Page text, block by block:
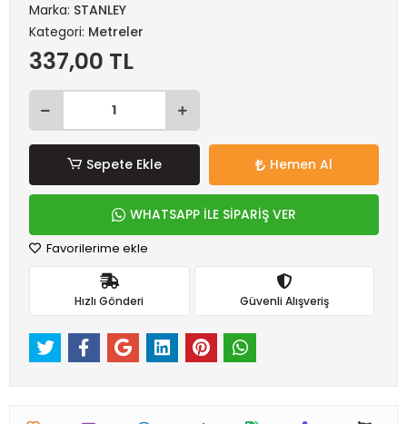
Marka: STANLEY
Kategori: Metreler
337,00 TL
Sepete Ekle Hemen Al
WHATSAPP İLE SİPARİŞ VER
Favorilerime ekle
Hızlı Gönderi Güvenli Alışveriş